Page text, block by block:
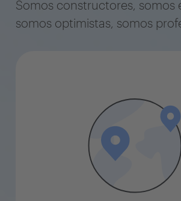
Somos constructores, somos
somos optimistas, somos